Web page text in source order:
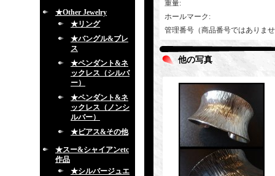
★Other Jewelry
★リング
★バングル&ブレ
ス
★ペンダント&ネ
ックレス（シルバ
ー）
★ペンダント&ネ
ックレス（ノンシ
ルバー）
★ピアス&その他
★スー&シャイアンetc
作品
★シルバージュエ
重量:
ホールマーク :
管理番号（商品番号ではありま
他の写真